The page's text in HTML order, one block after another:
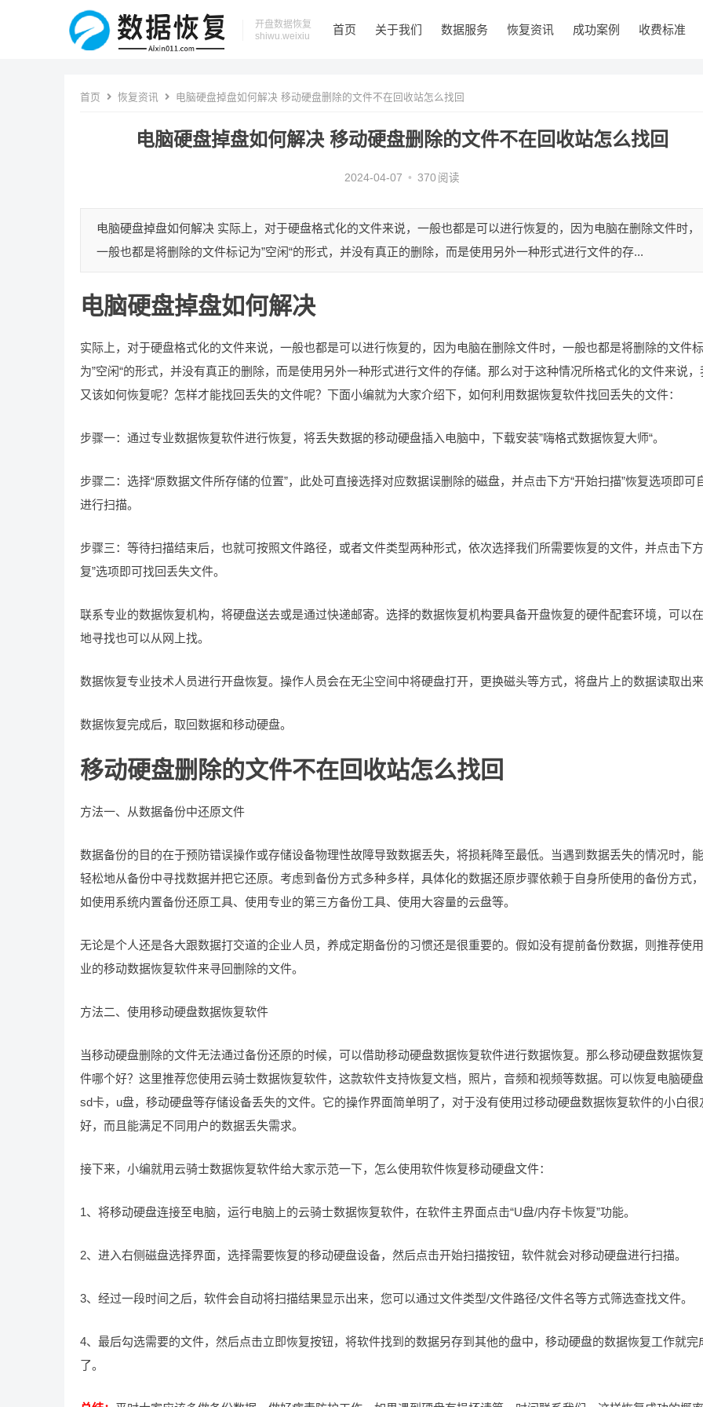
开盘数据恢复
shiwu.weixiu
首页 关于我们 数据服务 恢复资讯 成功案例 收费标准
首页 恢复资讯 电脑硬盘掉盘如何解决 移动硬盘删除的文件不在回收站怎么找回
电脑硬盘掉盘如何解决 移动硬盘删除的文件不在回收站怎么找回
2024-04-07 • 370 阅读
电脑硬盘掉盘如何解决 实际上，对于硬盘格式化的文件来说，一般也都是可以进行恢复的，因为电脑在删除文件时，
一般也都是将删除的文件标记为”空闲“的形式，并没有真正的删除，而是使用另外一种形式进行文件的存...
电脑硬盘掉盘如何解决
实际上，对于硬盘格式化的文件来说，一般也都是可以进行恢复的，因为电脑在删除文件时，一般也都是将删除的文件
为”空闲“的形式，并没有真正的删除，而是使用另外一种形式进行文件的存储。那么对于这种情况所格式化的文件来说，
又该如何恢复呢？怎样才能找回丢失的文件呢？下面小编就为大家介绍下，如何利用数据恢复软件找回丢失的文件：
步骤一：通过专业数据恢复软件进行恢复，将丢失数据的移动硬盘插入电脑中，下载安装”嗨格式数据恢复大师“。
步骤二：选择“原数据文件所存储的位置”，此处可直接选择对应数据误删除的磁盘，并点击下方“开始扫描”恢复选项即可
进行扫描。
步骤三：等待扫描结束后，也就可按照文件路径，或者文件类型两种形式，依次选择我们所需要恢复的文件，并点击下
复”选项即可找回丢失文件。
联系专业的数据恢复机构，将硬盘送去或是通过快递邮寄。选择的数据恢复机构要具备开盘恢复的硬件配套环境，可以
地寻找也可以从网上找。
数据恢复专业技术人员进行开盘恢复。操作人员会在无尘空间中将硬盘打开，更换磁头等方式，将盘片上的数据读取出来
数据恢复完成后，取回数据和移动硬盘。
移动硬盘删除的文件不在回收站怎么找回
方法一、从数据备份中还原文件
数据备份的目的在于预防错误操作或存储设备物理性故障导致数据丢失，将损耗降至最低。当遇到数据丢失的情况时，
轻松地从备份中寻找数据并把它还原。考虑到备份方式多种多样，具体化的数据还原步骤依赖于自身所使用的备份方式
如使用系统内置备份还原工具、使用专业的第三方备份工具、使用大容量的云盘等。
无论是个人还是各大跟数据打交道的企业人员，养成定期备份的习惯还是很重要的。假如没有提前备份数据，则推荐使
业的移动数据恢复软件来寻回删除的文件。
方法二、使用移动硬盘数据恢复软件
当移动硬盘删除的文件无法通过备份还原的时候，可以借助移动硬盘数据恢复软件进行数据恢复。那么移动硬盘数据恢
件哪个好？这里推荐您使用云骑士数据恢复软件，这款软件支持恢复文档，照片，音频和视频等数据。可以恢复电脑硬盘
sd卡，u盘，移动硬盘等存储设备丢失的文件。它的操作界面简单明了，对于没有使用过移动硬盘数据恢复软件的小白很
好，而且能满足不同用户的数据丢失需求。
接下来，小编就用云骑士数据恢复软件给大家示范一下，怎么使用软件恢复移动硬盘文件：
1、将移动硬盘连接至电脑，运行电脑上的云骑士数据恢复软件，在软件主界面点击“U盘/内存卡恢复”功能。
2、进入右侧磁盘选择界面，选择需要恢复的移动硬盘设备，然后点击开始扫描按钮，软件就会对移动硬盘进行扫描。
3、经过一段时间之后，软件会自动将扫描结果显示出来，您可以通过文件类型/文件路径/文件名等方式筛选查找文件。
4、最后勾选需要的文件，然后点击立即恢复按钮，将软件找到的数据另存到其他的盘中，移动硬盘的数据恢复工作就完
了。